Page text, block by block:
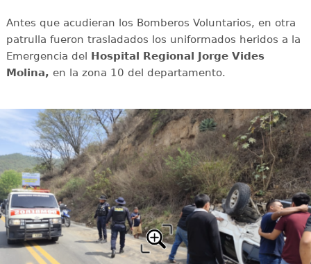
Antes que acudieran los Bomberos Voluntarios, en otra
patrulla fueron trasladados los uniformados heridos a la
Emergencia del
Hospital Regional Jorge Vides
Molina, en la zona 10 del departamento.